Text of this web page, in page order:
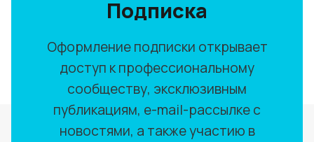
Подписка
Оформление подписки открывает
доступ к профессиональному
сообществу, эксклюзивным
публикациям, e-mail-рассылке с
новостями, а также участию в